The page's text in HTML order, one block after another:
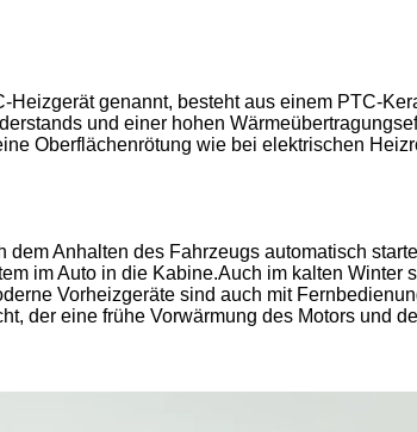
Heizgerät genannt, besteht aus einem PTC-
und einer hohen
Oberflächenrötung wie bei elektrischen
dem Anhalten des Fahrzeugs automatisch
im Auto in die Kabine.Auch im kalten
Vorheizgeräte sind auch mit
der eine frühe Vorwärmung des Motors und